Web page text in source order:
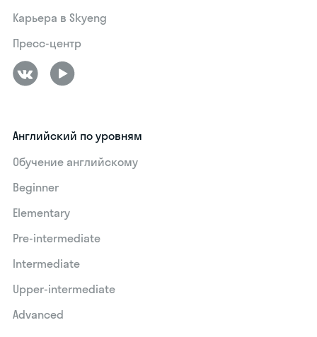
Карьера в Skyeng
Пресс-центр
Английский по уровням
Обучение английскому
Beginner
Elementary
Pre-intermediate
Intermediate
Upper-intermediate
Advanced